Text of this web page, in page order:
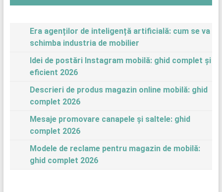
Era agenților de inteligență artificială: cum se va
schimba industria de mobilier
Idei de postări Instagram mobilă: ghid complet și
eficient 2026
Descrieri de produs magazin online mobilă: ghid
complet 2026
Mesaje promovare canapele și saltele: ghid
complet 2026
Modele de reclame pentru magazin de mobilă:
ghid complet 2026